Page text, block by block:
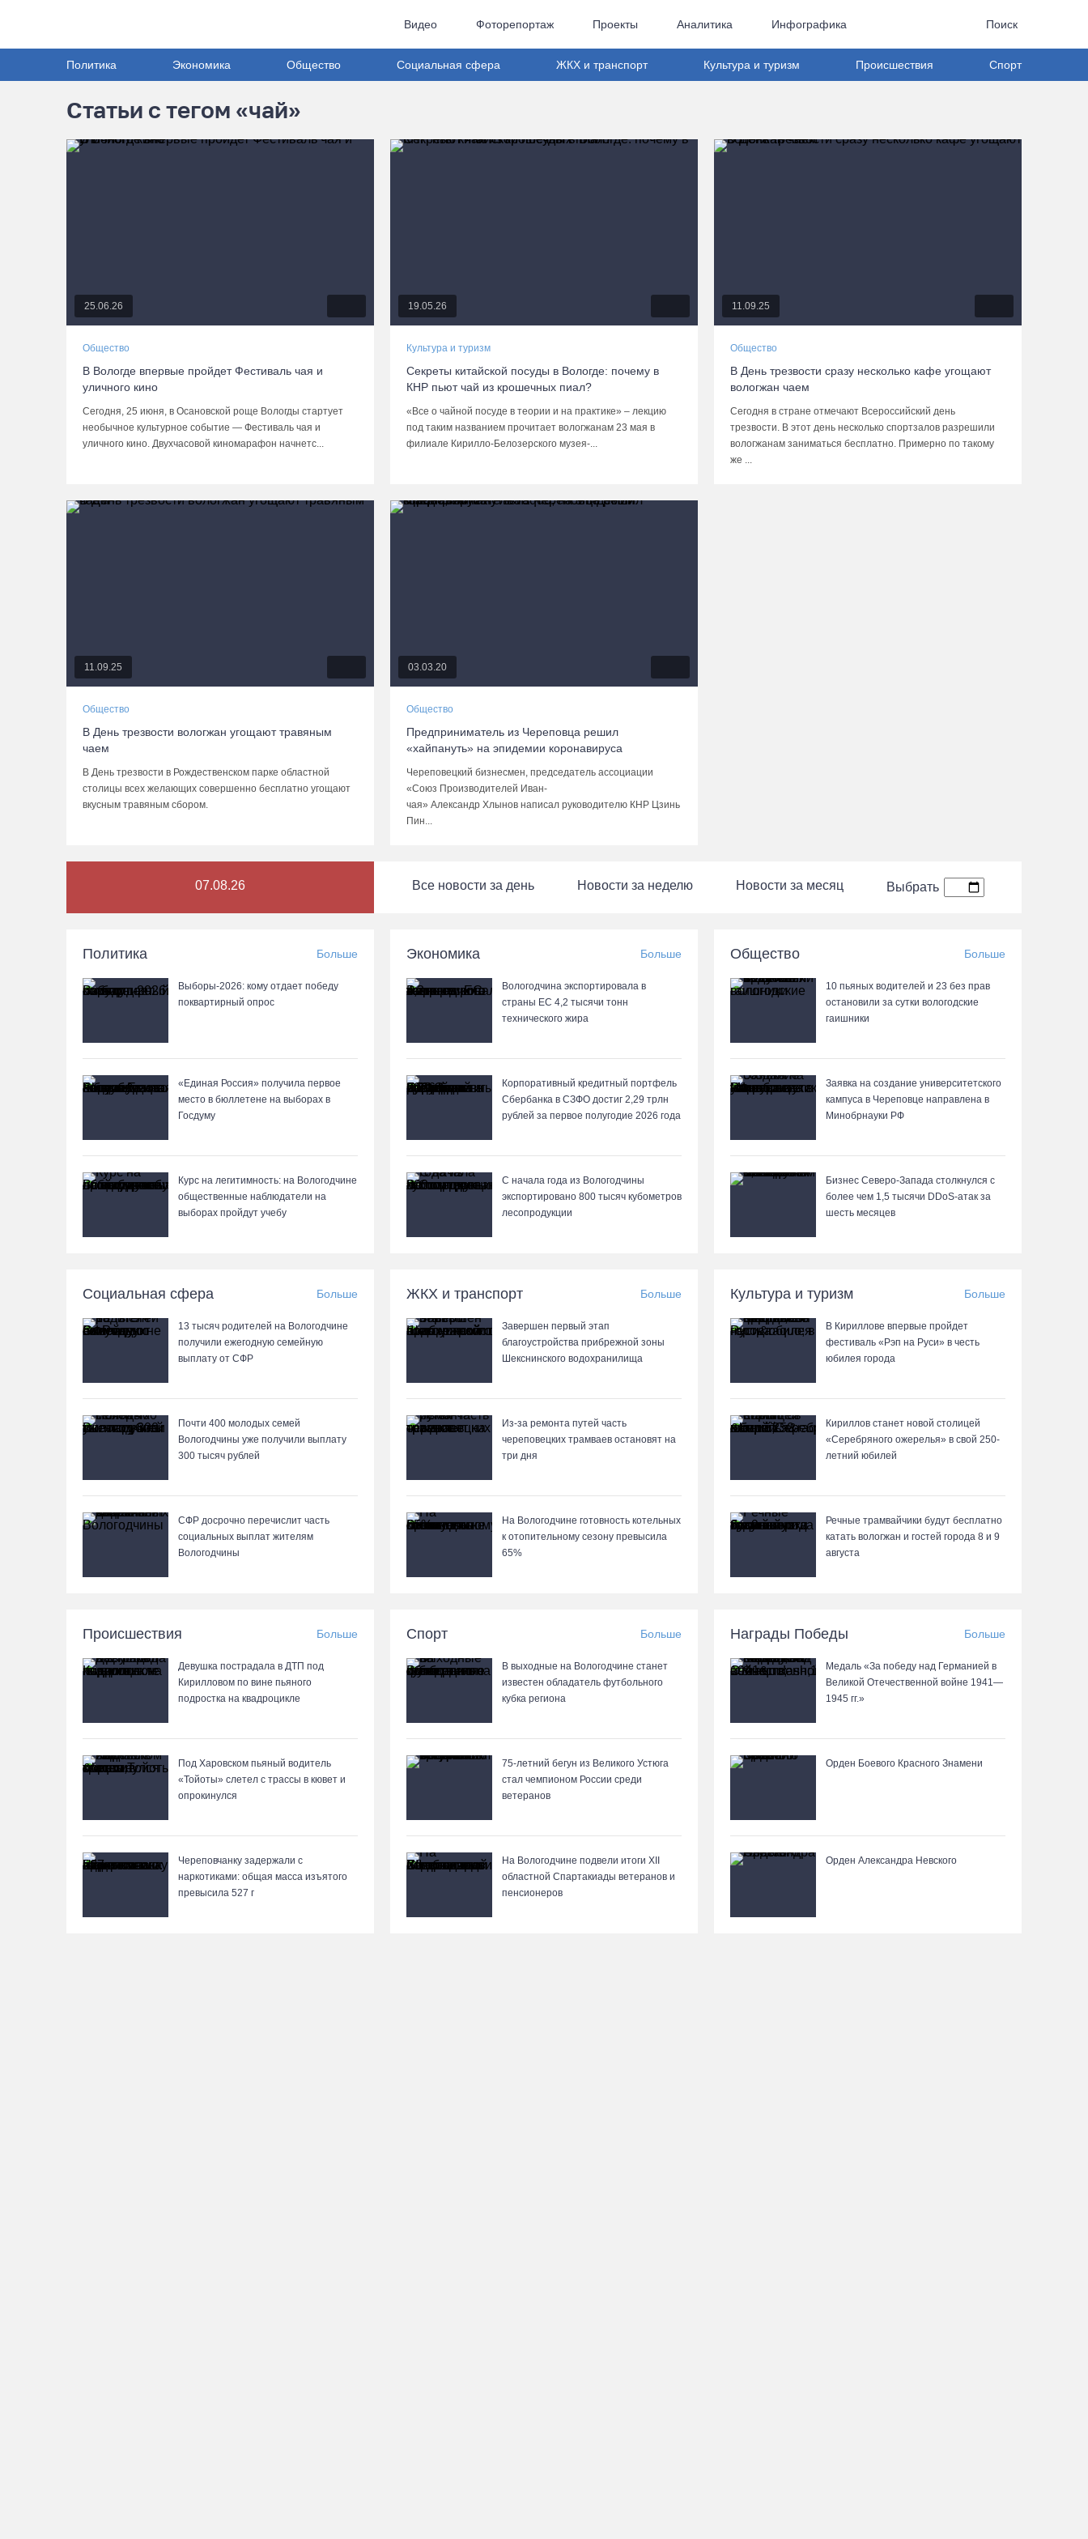
Видео Фоторепортаж Проекты Аналитика Инфографика Поиск
Политика Экономика Общество Социальная сфера ЖКХ и транспорт Культура и туризм Происшествия Спорт
Статьи с тегом «чай»
25.06.26
Общество
В Вологде впервые пройдет Фестиваль чая и
уличного кино
Сегодня, 25 июня, в Осановской роще Вологды стартует
необычное культурное событие — Фестиваль чая и
уличного кино. Двухчасовой киномарафон начнетс...
19.05.26
Культура и туризм
Секреты китайской посуды в Вологде: почему в
КНР пьют чай из крошечных пиал?
«Все о чайной посуде в теории и на практике» – лекцию
под таким названием прочитает вологжанам 23 мая в
филиале Кирилло-Белозерского музея-...
11.09.25
Общество
В День трезвости сразу несколько кафе угощают
вологжан чаем
Сегодня в стране отмечают Всероссийский день
трезвости. В этот день несколько спортзалов разрешили
вологжанам заниматься бесплатно. Примерно по такому
же ...
11.09.25
Общество
В День трезвости вологжан угощают травяным
чаем
В День трезвости в Рождественском парке областной
столицы всех желающих совершенно бесплатно угощают
вкусным травяным сбором.
03.03.20
Общество
Предприниматель из Череповца решил
«хайпануть» на эпидемии коронавируса
Череповецкий бизнесмен, председатель ассоциации
«Союз Производителей Иван-
чая» Александр Хлынов написал руководителю КНР Цзинь
Пин...
07.08.26 Все новости за день Новости за неделю Новости за месяц Выбрать
Политика Больше
Выборы-2026: кому отдает победу
поквартирный опрос
«Единая Россия» получила первое
место в бюллетене на выборах в
Госдуму
Курс на легитимность: на Вологодчине
общественные наблюдатели на
выборах пройдут учебу
Экономика Больше
Вологодчина экспортировала в
страны ЕС 4,2 тысячи тонн
технического жира
Корпоративный кредитный портфель
Сбербанка в СЗФО достиг 2,29 трлн
рублей за первое полугодие 2026 года
С начала года из Вологодчины
экспортировано 800 тысяч кубометров
лесопродукции
Общество Больше
10 пьяных водителей и 23 без прав
остановили за сутки вологодские
гаишники
Заявка на создание университетского
кампуса в Череповце направлена в
Минобрнауки РФ
Бизнес Северо-Запада столкнулся с
более чем 1,5 тысячи DDoS-атак за
шесть месяцев
Социальная сфера Больше
13 тысяч родителей на Вологодчине
получили ежегодную семейную
выплату от СФР
Почти 400 молодых семей
Вологодчины уже получили выплату
300 тысяч рублей
СФР досрочно перечислит часть
социальных выплат жителям
Вологодчины
ЖКХ и транспорт Больше
Завершен первый этап
благоустройства прибрежной зоны
Шекснинского водохранилища
Из-за ремонта путей часть
череповецких трамваев остановят на
три дня
На Вологодчине готовность котельных
к отопительному сезону превысила
65%
Культура и туризм Больше
В Кириллове впервые пройдет
фестиваль «Рэп на Руси» в честь
юбилея города
Кириллов станет новой столицей
«Серебряного ожерелья» в свой 250-
летний юбилей
Речные трамвайчики будут бесплатно
катать вологжан и гостей города 8 и 9
августа
Происшествия Больше
Девушка пострадала в ДТП под
Кирилловом по вине пьяного
подростка на квадроцикле
Под Харовском пьяный водитель
«Тойоты» слетел с трассы в кювет и
опрокинулся
Череповчанку задержали с
наркотиками: общая масса изъятого
превысила 527 г
Спорт Больше
В выходные на Вологодчине станет
известен обладатель футбольного
кубка региона
75-летний бегун из Великого Устюга
стал чемпионом России среди
ветеранов
На Вологодчине подвели итоги XII
областной Спартакиады ветеранов и
пенсионеров
Награды Победы Больше
Медаль «За победу над Германией в
Великой Отечественной войне 1941—
1945 гг.»
Орден Боевого Красного Знамени
Орден Александра Невского